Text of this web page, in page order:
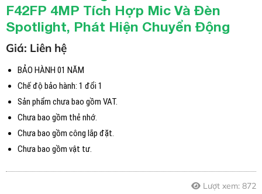
1,350,000 ₫
F42FP 4MP Tích Hợp Mic Và Đèn
Spotlight, Phát Hiện Chuyển Động
Giá: Liên hệ
BẢO HÀNH 01 NĂM
Chế độ bảo hành: 1 đổi 1
Sản phẩm chưa bao gồm VAT.
Chưa bao gồm thẻ nhớ.
Chưa bao gồm công lắp đặt.
Chưa bao gồm vật tư.
Lượt xem: 872